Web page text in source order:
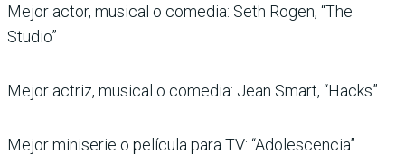
Mejor actor, musical o comedia: Seth Rogen, “The
Studio”
Mejor actriz, musical o comedia: Jean Smart, “Hacks”
Mejor miniserie o película para TV: “Adolescencia”